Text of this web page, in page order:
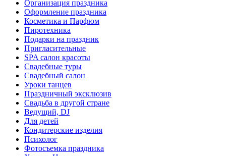
Организация праздника
Оформление праздника
Косметика и Парфюм
Пиротехника
Подарки на праздник
Пригласительные
SPA cалон красоты
Свадебные туры
Свадебный салон
Уроки танцев
Праздничный эксклюзив
Свадьба в другой стране
Ведущий, DJ
Для детей
Кондитерские изделия
Психолог
Фотосъемка праздника